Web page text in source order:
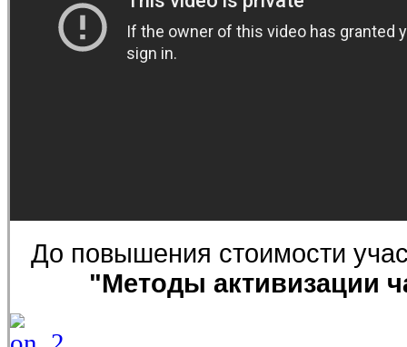
До повышения стоимости
"Методы активизации